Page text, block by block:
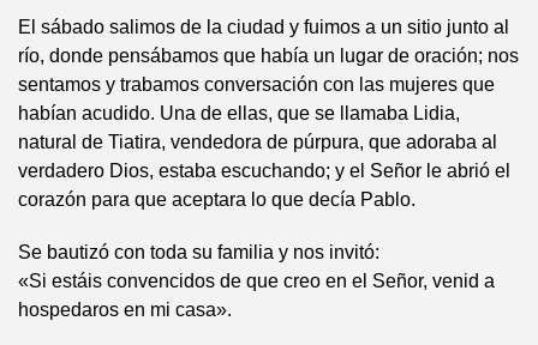
El sábado salimos de la ciudad y fuimos a un sitio junto al
río, donde pensábamos que había un lugar de oración; nos
sentamos y trabamos conversación con las mujeres que
habían acudido. Una de ellas, que se llamaba Lidia,
natural de Tiatira, vendedora de púrpura, que adoraba al
verdadero Dios, estaba escuchando; y el Señor le abrió el
corazón para que aceptara lo que decía Pablo.
Se bautizó con toda su familia y nos invitó:
«Si estáis convencidos de que creo en el Señor, venid a
hospedaros en mi casa».